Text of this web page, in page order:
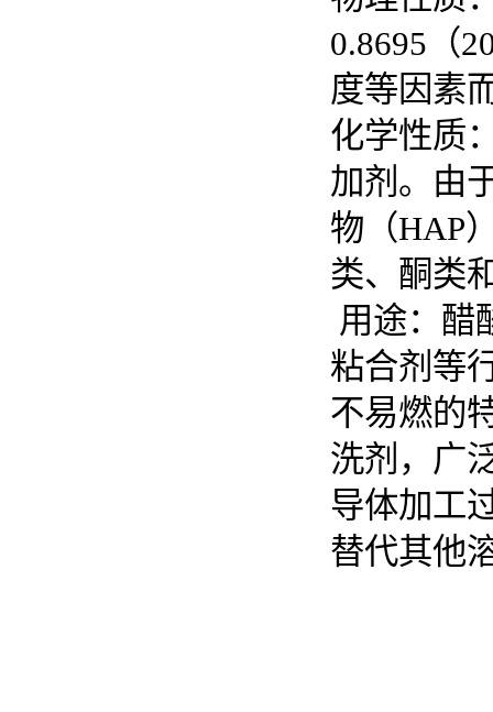
0.8695（
度等因素
化学性质
加剂。由
物（HAP
类、酮类
用途：醋
粘合剂等
不易燃的
洗剂，广
导体加工
替代其他